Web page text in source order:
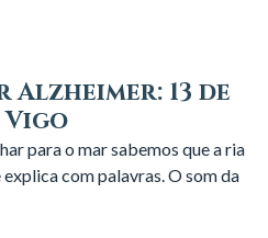
13 de
para o mar sabemos que a ria
com palavras. O som da